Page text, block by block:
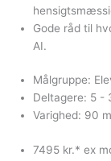
Gode råd til
AI.
Målgruppe:
Deltagere: 5 -
Varighed: 90
7495 kr.* ex